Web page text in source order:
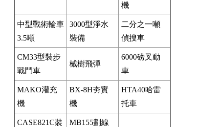
機
中型戰術輪車
3.5噸
3000型淨水
裝備
二分之一噸
偵搜車
CM33型裝步
戰鬥車
械樹飛彈
6000磅叉動
車
MAKO灌充
機
BX-8H夯實
機
HTA40哈雷
托車
CASE821C裝
MB155劃線